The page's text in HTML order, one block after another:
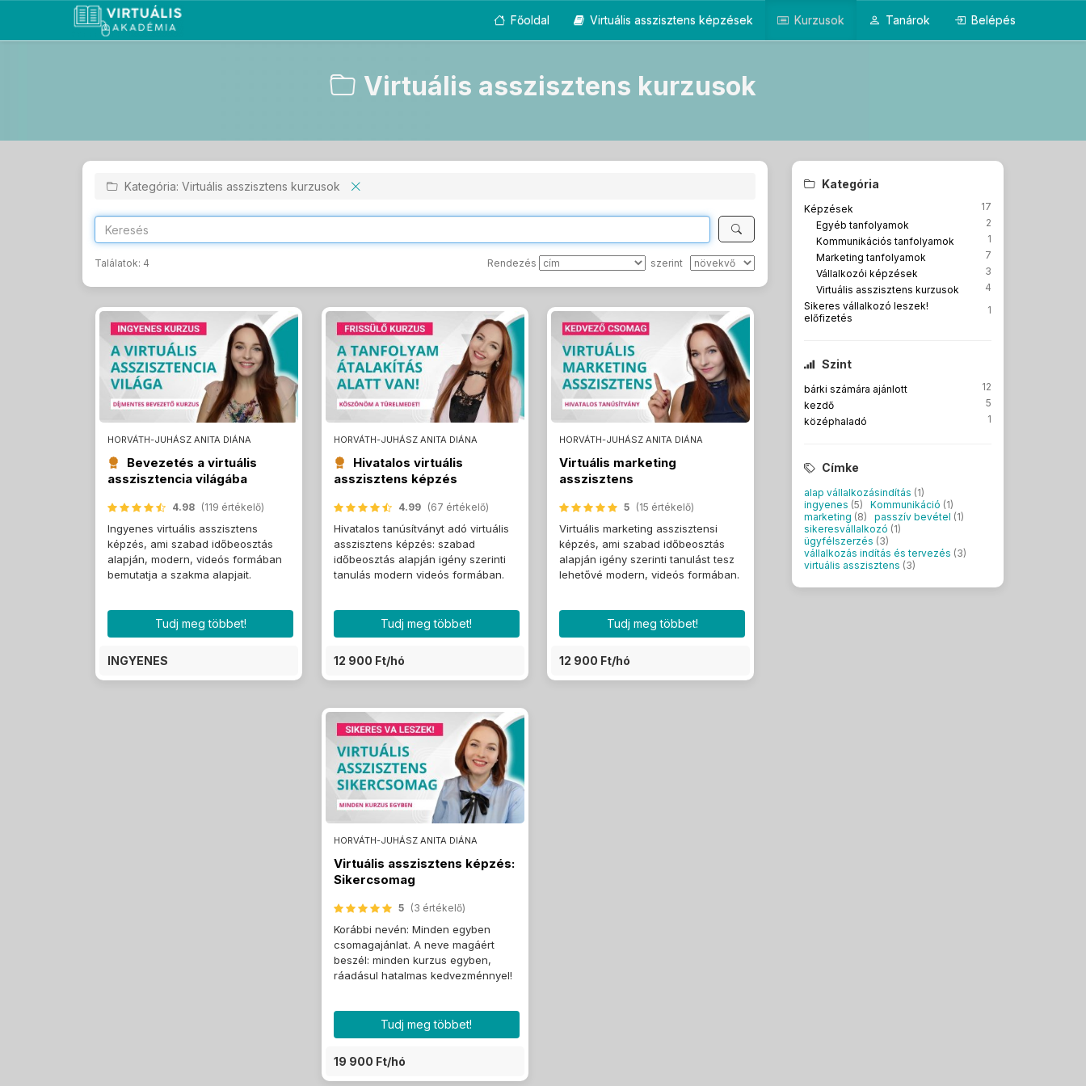
Főoldal Virtuális asszisztens képzések Kurzusok Tanárok Belépés
Virtuális asszisztens kurzusok
Kategória
Képzések
17
Egyéb tanfolyamok
2
Kommunikációs tanfolyamok
1
Marketing tanfolyamok
7
Vállalkozói képzések
3
Virtuális asszisztens kurzusok
4
Sikeres vállalkozó leszek!
előfizetés
1
Szint
bárki számára ajánlott
12
kezdő
5
középhaladó
1
Címke
alap vállalkozásindítás (1)
ingyenes (5) Kommunikáció (1)
marketing (8) passzív bevétel (1)
sikeresvállalkozó (1)
ügyfélszerzés (3)
vállalkozás indítás és tervezés (3)
virtuális asszisztens (3)
Kategória: Virtuális asszisztens kurzusok
Találatok: 4 Rendezés szerint
HORVÁTH-JUHÁSZ ANITA DIÁNA
Bevezetés a virtuális
asszisztencia világába
4.98 (119 értékelő)
Ingyenes virtuális asszisztens
képzés, ami szabad időbeosztás
alapján, modern, videós formában
bemutatja a szakma alapjait.
Tudj meg többet!
INGYENES
HORVÁTH-JUHÁSZ ANITA DIÁNA
Hivatalos virtuális
asszisztens képzés
4.99 (67 értékelő)
Hivatalos tanúsítványt adó virtuális
asszisztens képzés: szabad
időbeosztás alapján igény szerinti
tanulás modern videós formában.
Tudj meg többet!
12 900 Ft/hó
HORVÁTH-JUHÁSZ ANITA DIÁNA
Virtuális marketing
asszisztens
5 (15 értékelő)
Virtuális marketing asszisztensi
képzés, ami szabad időbeosztás
alapján igény szerinti tanulást tesz
lehetővé modern, videós formában.
Tudj meg többet!
12 900 Ft/hó
HORVÁTH-JUHÁSZ ANITA DIÁNA
Virtuális asszisztens képzés:
Sikercsomag
5 (3 értékelő)
Korábbi nevén: Minden egyben
csomagajánlat. A neve magáért
beszél: minden kurzus egyben,
ráadásul hatalmas kedvezménnyel!
Tudj meg többet!
19 900 Ft/hó